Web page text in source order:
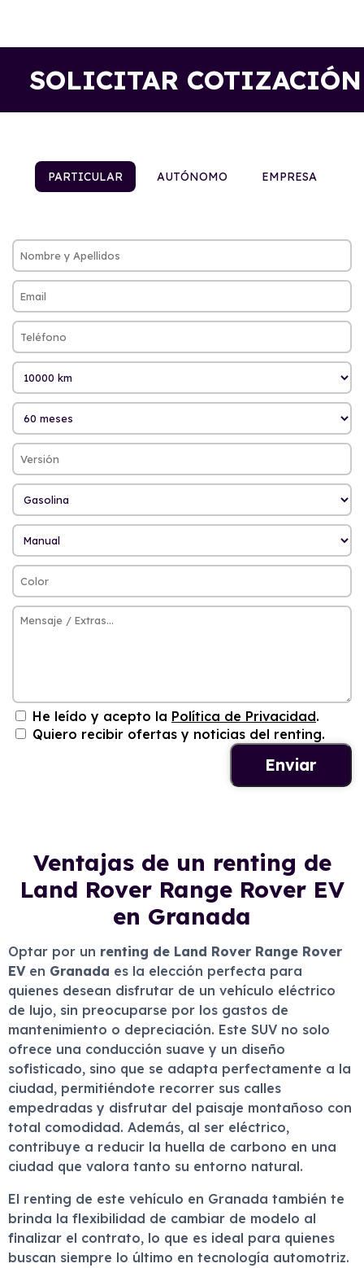
SOLICITAR COTIZACIÓN
PARTICULAR AUTÓNOMO EMPRESA
He leído y acepto la Política de Privacidad.
Quiero recibir ofertas y noticias del renting.
Ventajas de un renting de
Land Rover Range Rover EV
en Granada
Optar por un renting de Land Rover Range Rover
EVen Granada es la elección perfecta para
quienes desean disfrutar de un vehículo eléctrico
de lujo, sin preocuparse por los gastos de
mantenimiento o depreciación. Este SUV no solo
ofrece una conducción suave y un diseño
sofisticado, sino que se adapta perfectamente a la
ciudad, permitiéndote recorrer sus calles
empedradas y disfrutar del paisaje montañoso con
total comodidad. Además, al ser eléctrico,
contribuye a reducir la huella de carbono en una
ciudad que valora tanto su entorno natural.
El renting de este vehículo en Granada también te
brinda la flexibilidad de cambiar de modelo al
finalizar el contrato, lo que es ideal para quienes
buscan siempre lo último en tecnología automotriz.